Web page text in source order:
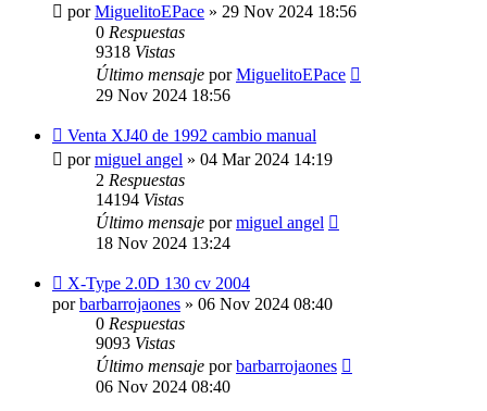
porMiguelitoEPace » 29 Nov 2024 18:56
0 Respuestas
9318 Vistas
Último mensaje porMiguelitoEPace
29 Nov 2024 18:56
Venta XJ40 de 1992 cambio manual
pormiguel angel » 04 Mar 2024 14:19
2 Respuestas
14194 Vistas
Último mensaje pormiguel angel
18 Nov 2024 13:24
X-Type 2.0D 130 cv 2004
porbarbarrojaones » 06 Nov 2024 08:40
0 Respuestas
9093 Vistas
Último mensaje porbarbarrojaones
06 Nov 2024 08:40